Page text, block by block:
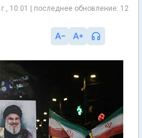
10:01 | последнее обновление: 12